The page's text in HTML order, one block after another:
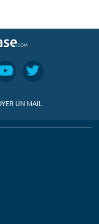
UN MAIL